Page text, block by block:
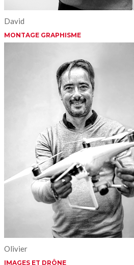
David
MONTAGE GRAPHISME
Olivier
IMAGES ET DRÔNE